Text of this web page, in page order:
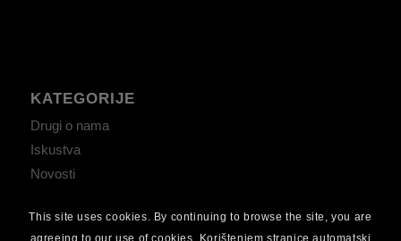
KATEGORIJE
Drugi o nama
Iskustva
Novosti
This site uses cookies. By continuing to browse the site, you are
agreeing to our use of cookies. Korištenjem stranice automatski